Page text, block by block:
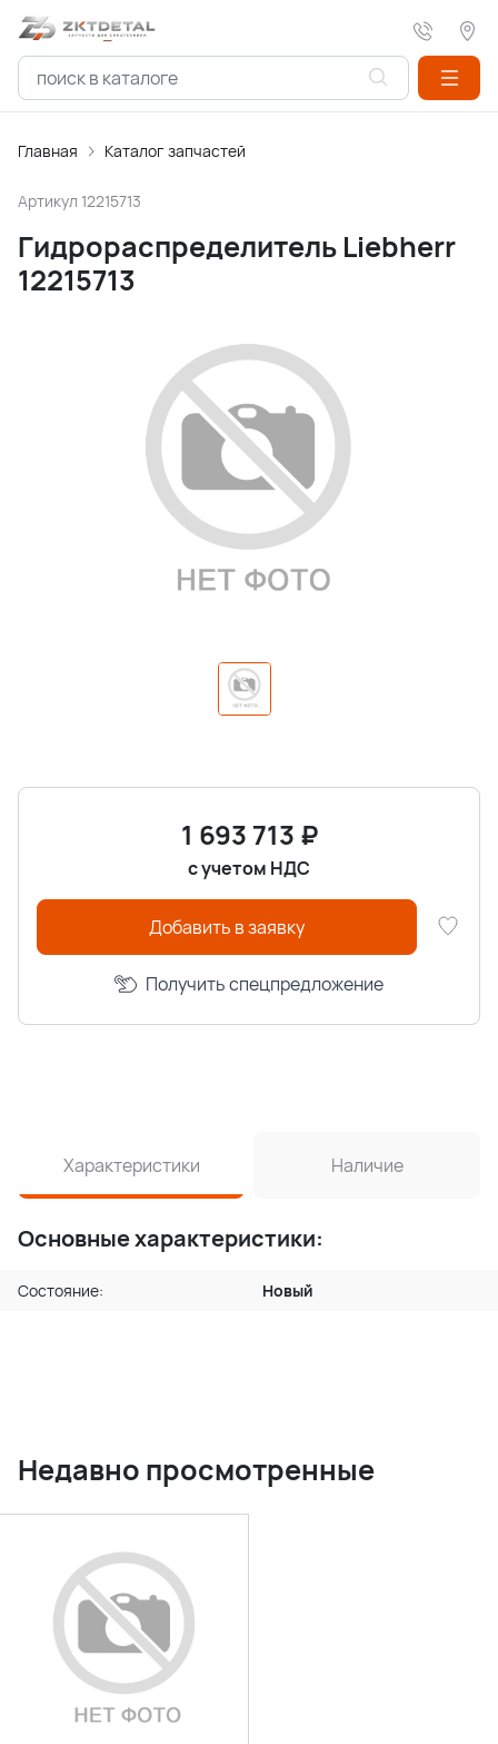
Главная Каталог запчастей
Артикул 12215713
Гидрораспределитель Liebherr
12215713
1 693 713 ₽
с учетом НДС
Добавить в заявку
Получить спецпредложение
Характеристики Наличие
Основные характеристики:
Состояние: Новый
Недавно просмотренные